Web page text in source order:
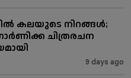
കലയുടെ നിറങ്ങൾ;
ചിത്രരചന
9 days ago